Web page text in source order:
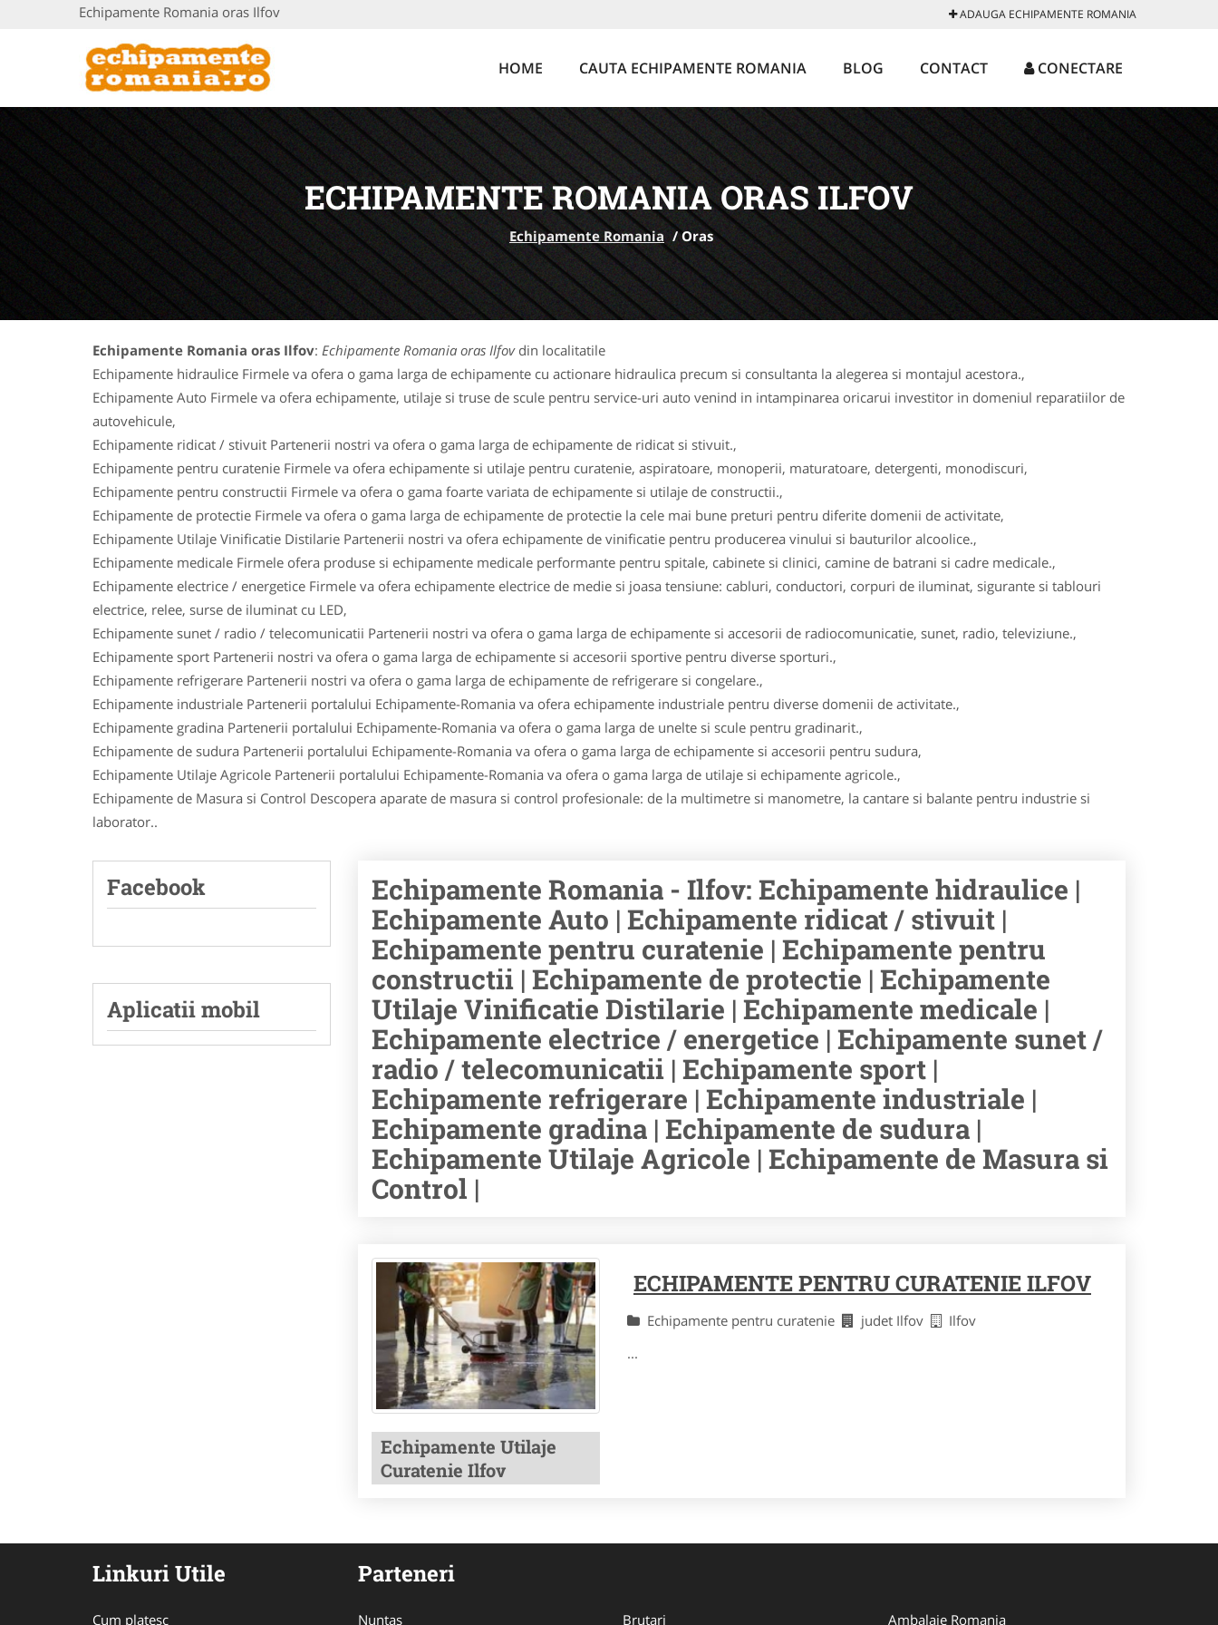
Echipamente Romania oras Ilfov ADAUGA ECHIPAMENTE ROMANIA
HOME CAUTA ECHIPAMENTE ROMANIA BLOG CONTACT CONECTARE
ECHIPAMENTE ROMANIA ORAS ILFOV
Echipamente Romania /Oras
Echipamente Romania oras Ilfov: Echipamente Romania oras Ilfovdin localitatile
Echipamente hidraulice Firmele va ofera o gama larga de echipamente cu actionare hidraulica precum si consultanta la alegerea si montajul acestora.,
Echipamente Auto Firmele va ofera echipamente, utilaje si truse de scule pentru service-uri auto venind in intampinarea oricarui investitor in domeniul reparatiilor de
autovehicule,
Echipamente ridicat / stivuit Partenerii nostri va ofera o gama larga de echipamente de ridicat si stivuit.,
Echipamente pentru curatenie Firmele va ofera echipamente si utilaje pentru curatenie, aspiratoare, monoperii, maturatoare, detergenti, monodiscuri,
Echipamente pentru constructii Firmele va ofera o gama foarte variata de echipamente si utilaje de constructii.,
Echipamente de protectie Firmele va ofera o gama larga de echipamente de protectie la cele mai bune preturi pentru diferite domenii de activitate,
Echipamente Utilaje Vinificatie Distilarie Partenerii nostri va ofera echipamente de vinificatie pentru producerea vinului si bauturilor alcoolice.,
Echipamente medicale Firmele ofera produse si echipamente medicale performante pentru spitale, cabinete si clinici, camine de batrani si cadre medicale.,
Echipamente electrice / energetice Firmele va ofera echipamente electrice de medie si joasa tensiune: cabluri, conductori, corpuri de iluminat, sigurante si tablouri
electrice, relee, surse de iluminat cu LED,
Echipamente sunet / radio / telecomunicatii Partenerii nostri va ofera o gama larga de echipamente si accesorii de radiocomunicatie, sunet, radio, televiziune.,
Echipamente sport Partenerii nostri va ofera o gama larga de echipamente si accesorii sportive pentru diverse sporturi.,
Echipamente refrigerare Partenerii nostri va ofera o gama larga de echipamente de refrigerare si congelare.,
Echipamente industriale Partenerii portalului Echipamente-Romania va ofera echipamente industriale pentru diverse domenii de activitate.,
Echipamente gradina Partenerii portalului Echipamente-Romania va ofera o gama larga de unelte si scule pentru gradinarit.,
Echipamente de sudura Partenerii portalului Echipamente-Romania va ofera o gama larga de echipamente si accesorii pentru sudura,
Echipamente Utilaje Agricole Partenerii portalului Echipamente-Romania va ofera o gama larga de utilaje si echipamente agricole.,
Echipamente de Masura si Control Descopera aparate de masura si control profesionale: de la multimetre si manometre, la cantare si balante pentru industrie si
laborator..
Facebook
Aplicatii mobil
Echipamente Romania - Ilfov: Echipamente hidraulice |
Echipamente Auto | Echipamente ridicat / stivuit |
Echipamente pentru curatenie | Echipamente pentru
constructii | Echipamente de protectie | Echipamente
Utilaje Vinificatie Distilarie | Echipamente medicale |
Echipamente electrice / energetice | Echipamente sunet /
radio / telecomunicatii | Echipamente sport |
Echipamente refrigerare | Echipamente industriale |
Echipamente gradina | Echipamente de sudura |
Echipamente Utilaje Agricole | Echipamente de Masura si
Control |
Echipamente Utilaje
Curatenie Ilfov
ECHIPAMENTE PENTRU CURATENIE ILFOV
Echipamente pentru curatenie judet Ilfov
Ilfov
...
Linkuri Utile
Cum platesc
Parteneri
Nuntas Brutari Ambalaje Romania